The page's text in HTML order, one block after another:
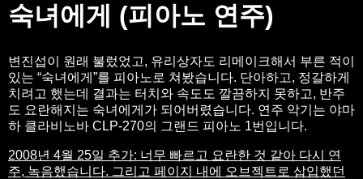
숙녀에게 (피아노 연주)
변진섭이 원래 불렀었고, 유리상자도 리메이크해서 부른 적이
있는 “숙녀에게”를 피아노로 쳐봤습니다. 단아하고, 정갈하게
치려고 했는데 결과는 터치와 속도도 깔끔하지 못하고, 반주
도 요란해지는 숙녀에게가 되어버렸습니다. 연주 악기는 야마
하 클라비노바 CLP-270의 그랜드 피아노 1번입니다.
2008년 4월 25일 추가: 너무 빠르고 요란한 것 같아 다시 연
주, 녹음했습니다. 그리고 페이지 내에 오브젝트로 삽입했던